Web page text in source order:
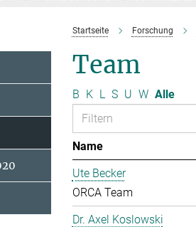
Startseite Forschung
Team
B K L S U W Alle
Name
Ute Becker
ORCA Team
Dr. Axel Koslowski